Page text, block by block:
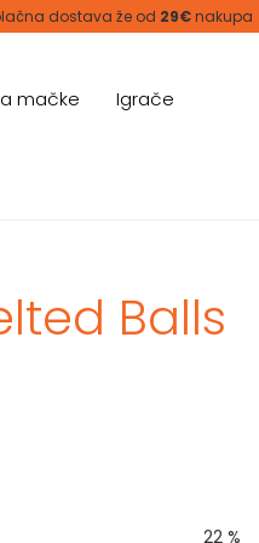
dostava že od 29€nakupa
mačke Igrače
Balls
22 %